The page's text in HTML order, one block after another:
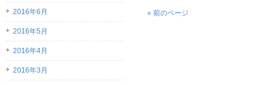
« 前のページ
2016年6月
2016年5月
2016年4月
2016年3月